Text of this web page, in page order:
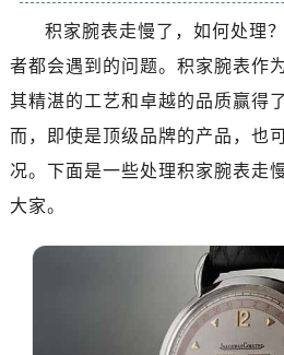
积家腕表走慢了，如何处理
者都会遇到的问题。积家腕表作
其精湛的工艺和卓越的品质赢得
而，即使是顶级品牌的产品，也
况。下面是一些处理积家腕表走
大家。